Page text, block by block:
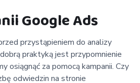
Google Ads
przystąpieniem do analizy
praktyką jest przypomnienie
osiągnąć za pomocą kampanii. Czy
odwiedzin na stronie